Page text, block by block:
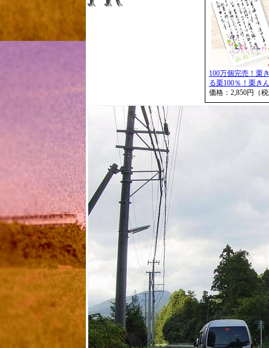
100万個完売！栗
る栗100％！栗き
価格：2,850円（